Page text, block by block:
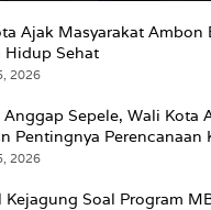
Ajak Masyarakat Ambon
Hidup Sehat
2026
Anggap Sepele, Wali Kota
Pentingnya Perencanaan
2026
Kejagung Soal Program